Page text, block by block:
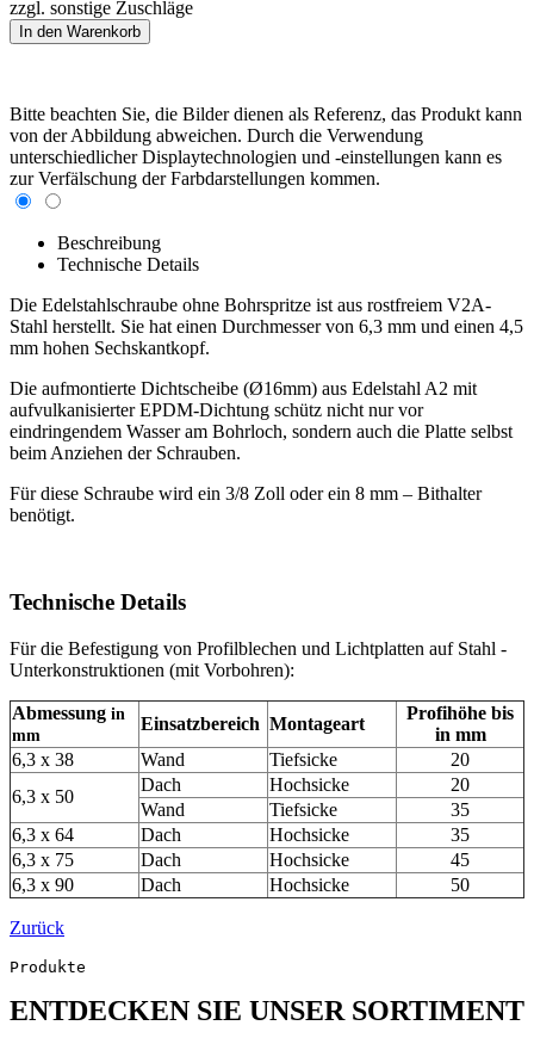
zzgl. sonstige Zuschläge
Bitte beachten Sie, die Bilder dienen als Referenz, das Produkt kann
von der Abbildung abweichen. Durch die Verwendung
unterschiedlicher Displaytechnologien und -einstellungen kann es
zur Verfälschung der Farbdarstellungen kommen.
Beschreibung
Technische Details
Die Edelstahlschraube ohne Bohrspritze ist aus rostfreiem V2A-
Stahl herstellt. Sie hat einen Durchmesser von 6,3 mm und einen 4,5
mm hohen Sechskantkopf.
Die aufmontierte Dichtscheibe (Ø16mm) aus Edelstahl A2 mit
aufvulkanisierter EPDM-Dichtung schütz nicht nur vor
eindringendem Wasser am Bohrloch, sondern auch die Platte selbst
beim Anziehen der Schrauben.
Für diese Schraube wird ein 3/8 Zoll oder ein 8 mm – Bithalter
benötigt.
Technische Details
Für die Befestigung von Profilblechen und Lichtplatten auf Stahl -
Unterkonstruktionen (mit Vorbohren):
Abmessung in
mm
Einsatzbereich Montageart
Profihöhe bis
in mm
6,3 x 38
Wand Tiefsicke
20
6,3 x 50
Dach Hochsicke
20
Wand
Tiefsicke
35
6,3 x 64
Dach Hochsicke
35
6,3 x 75
Dach Hochsicke
45
6,3 x 90
Dach Hochsicke 50
Zurück
Produkte
ENTDECKEN SIE UNSER SORTIMENT